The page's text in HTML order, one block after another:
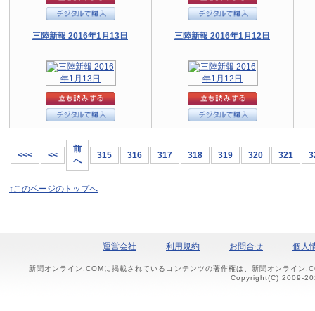
三陸新報 2016年1月13日 三陸新報 2016年1月12日
<<< <<
前
へ
315 316 317 318 319 320 321
↑このページのトップへ
運営会社 利用規約 お問合せ 個人
新聞オンライン.COMに掲載されているコンテンツの著作権は、新聞オンライン
Copyright(C) 2009-